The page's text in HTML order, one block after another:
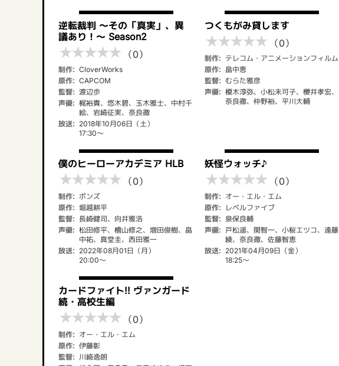
逆転裁判 ～その「真実」、異
議あり！～ Season2
★★★★★ （0）
制作: CloverWorks
原作: CAPCOM
監督: 渡辺歩
声優: 梶裕貴、悠木碧、玉木雅士、中村千
絵、岩崎征実、奈良徹
放送: 2018年10月06日（土）
17:30～
つくもがみ貸します
★★★★★ （0）
制作:
テレコム・アニメーションフィルム
原作:
畠中恵
監督:
むらた雅彦
声優: 榎木淳弥、小松未可子、櫻井孝宏、
奈良徹、仲野裕、平川大輔
僕のヒーローアカデミア HLB
★★★★★ （0）
制作: ボンズ
原作: 堀越耕平
監督: 長崎健司、向井雅浩
声優: 松田修平、檜山修之、増田俊樹、畠
中祐、真堂圭、西田雅一
放送: 2022年08月01日（月）
20:00～
妖怪ウォッチ♪
★★★★★ （0）
制作:
オー・エル・エム
原作:
レベルファイブ
監督: 泉保良輔
声優:
戸松遥、関智一、小桜エツコ、遠藤
綾、奈良徹、佐藤智恵
放送:
2021年04月09日（金）
18:25～
カードファイト!! ヴァンガード
続・高校生編
★★★★★ （0）
制作: オー・エル・エム
原作: 伊藤彰
監督: 川崎逸朗